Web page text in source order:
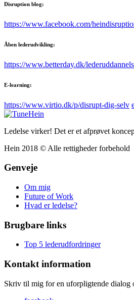
Disruption blog:
https://www.facebook.com/
Åben lederudvikling:
https://www.betterday.dk/
E-learning:
https://www.virtio.dk/p/disrupt-dig-selv
Ledelse virker! Det er et afprøvet
Hein 2018 © Alle rettigheder forbehold
Genveje
Om mig
Future of Work
Hvad er ledelse?
Brugbare links
Top 5 lederudfordringer
Kontakt information
Skriv til mig for en uforpligtende dialog